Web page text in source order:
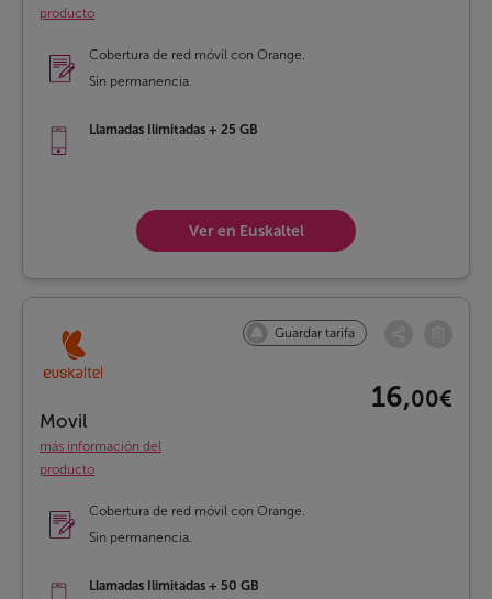
producto
Ver en Euskaltel
Cobertura de red móvil con Orange.
Sin permanencia.
Llamadas Ilimitadas + 25 GB
Guardar tarifa
Movil
más información del
producto
16,00€
Cobertura de red móvil con Orange.
Sin permanencia.
Llamadas Ilimitadas + 50 GB